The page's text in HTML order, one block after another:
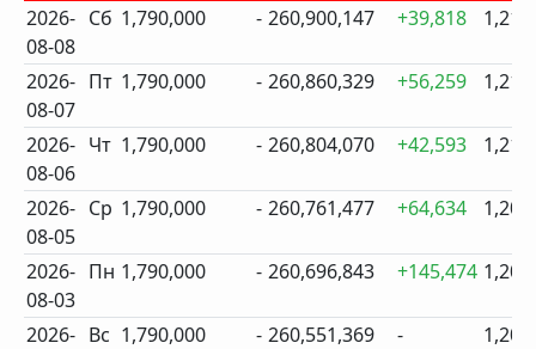
2026-
08-08
Сб 1,790,000 - 260,900,147 +39,818 1,211
2026-
08-07
Пт 1,790,000 - 260,860,329 +56,259 1,211
2026-
08-06
Чт 1,790,000 - 260,804,070 +42,593 1,210
2026-
08-05
Ср 1,790,000 - 260,761,477 +64,634 1,208
2026-
08-03
Пн 1,790,000 - 260,696,843 +145,474 1,208
2026- Вс 1,790,000 - 260,551,369 - 1,207